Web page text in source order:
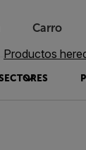
Unread
Carro
Modelo
Eliminar
artículos
artículo
Añadir al carro
Añadido al carro
Productos